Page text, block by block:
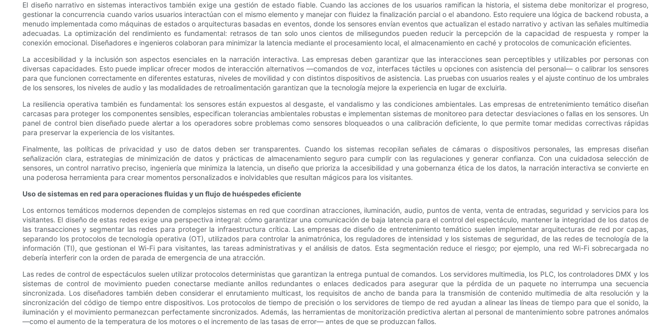
El diseño narrativo en sistemas interactivos también exige una gestión de estado fiable. Cuando las acciones de los usuarios ramifican la historia, el sistema debe monitorizar el progreso,
gestionar la concurrencia cuando varios usuarios interactúan con el mismo elemento y manejar con fluidez la finalización parcial o el abandono. Esto requiere una lógica de backend robusta, a
menudo implementada como máquinas de estados o arquitecturas basadas en eventos, donde los sensores envían eventos que actualizan el estado narrativo y activan las señales multimedia
adecuadas. La optimización del rendimiento es fundamental: retrasos de tan solo unos cientos de milisegundos pueden reducir la percepción de la capacidad de respuesta y romper la
conexión emocional. Diseñadores e ingenieros colaboran para minimizar la latencia mediante el procesamiento local, el almacenamiento en caché y protocolos de comunicación eficientes.
La accesibilidad y la inclusión son aspectos esenciales en la narración interactiva. Las empresas deben garantizar que las interacciones sean perceptibles y utilizables por personas con
diversas capacidades. Esto puede implicar ofrecer modos de interacción alternativos —comandos de voz, interfaces táctiles u opciones con asistencia del personal— o calibrar los sensores
para que funcionen correctamente en diferentes estaturas, niveles de movilidad y con distintos dispositivos de asistencia. Las pruebas con usuarios reales y el ajuste continuo de los umbrales
de los sensores, los niveles de audio y las modalidades de retroalimentación garantizan que la tecnología mejore la experiencia en lugar de excluirla.
La resiliencia operativa también es fundamental: los sensores están expuestos al desgaste, el vandalismo y las condiciones ambientales. Las empresas de entretenimiento temático diseñan
carcasas para proteger los componentes sensibles, especifican tolerancias ambientales robustas e implementan sistemas de monitoreo para detectar desviaciones o fallas en los sensores. Un
panel de control bien diseñado puede alertar a los operadores sobre problemas como sensores bloqueados o una calibración deficiente, lo que permite tomar medidas correctivas rápidas
para preservar la experiencia de los visitantes.
Finalmente, las políticas de privacidad y uso de datos deben ser transparentes. Cuando los sistemas recopilan señales de cámaras o dispositivos personales, las empresas diseñan
señalización clara, estrategias de minimización de datos y prácticas de almacenamiento seguro para cumplir con las regulaciones y generar confianza. Con una cuidadosa selección de
sensores, un control narrativo preciso, ingeniería que minimiza la latencia, un diseño que prioriza la accesibilidad y una gobernanza ética de los datos, la narración interactiva se convierte en
una poderosa herramienta para crear momentos personalizados e inolvidables que resultan mágicos para los visitantes.
Uso de sistemas en red para operaciones fluidas y un flujo de huéspedes eficiente
Los entornos temáticos modernos dependen de complejos sistemas en red que coordinan atracciones, iluminación, audio, puntos de venta, venta de entradas, seguridad y servicios para los
visitantes. El diseño de estas redes exige una perspectiva integral: cómo garantizar una comunicación de baja latencia para el control del espectáculo, mantener la integridad de los datos de
las transacciones y segmentar las redes para proteger la infraestructura crítica. Las empresas de diseño de entretenimiento temático suelen implementar arquitecturas de red por capas,
separando los protocolos de tecnología operativa (OT), utilizados para controlar la animatrónica, los reguladores de intensidad y los sistemas de seguridad, de las redes de tecnología de la
información (TI), que gestionan el Wi-Fi para visitantes, las tareas administrativas y el análisis de datos. Esta segmentación reduce el riesgo; por ejemplo, una red Wi-Fi sobrecargada no
debería interferir con la orden de parada de emergencia de una atracción.
Las redes de control de espectáculos suelen utilizar protocolos deterministas que garantizan la entrega puntual de comandos. Los servidores multimedia, los PLC, los controladores DMX y los
sistemas de control de movimiento pueden conectarse mediante anillos redundantes o enlaces dedicados para asegurar que la pérdida de un paquete no interrumpa una secuencia
sincronizada. Los diseñadores también deben considerar el enrutamiento multicast, los requisitos de ancho de banda para la transmisión de contenido multimedia de alta resolución y la
sincronización del código de tiempo entre dispositivos. Los protocolos de tiempo de precisión o los servidores de tiempo de red ayudan a alinear las líneas de tiempo para que el sonido, la
iluminación y el movimiento permanezcan perfectamente sincronizados. Además, las herramientas de monitorización predictiva alertan al personal de mantenimiento sobre patrones anómalos
—como el aumento de la temperatura de los motores o el incremento de las tasas de error— antes de que se produzcan fallos.